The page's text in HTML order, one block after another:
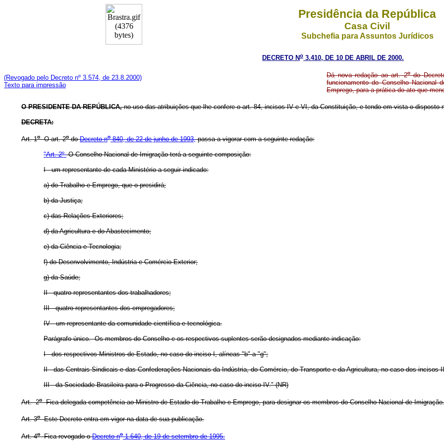
Presidência da República
Casa Civil
Subchefia para Assuntos Jurídicos
DECRETO No 3.410, DE 10 DE ABRIL DE 2000.
(Revogado pelo Decreto nº 3.574, de 23.8.2000)
Texto para impressão
Dá nova redação ao art. 2odo
funcionamento do Conselho Nacional
Emprego, para a prática do ato que
O PRESIDENTE DA REPÚBLICA,no uso das atribuições que lhe confere o art. 84, incisos IV e VI, da Constituição, e tendo em vista o disposto
DECRETA:
Art. 1oO art. 2odoDecreto no840, de 22 de junho de 1993,passa a vigorar com a seguinte redação:
"Art. 2ºO Conselho Nacional de Imigração terá a seguinte composição:
I - um representante de cada Ministério a seguir indicado:
a) do Trabalho e Emprego, que o presidirá;
b) da Justiça;
c) das Relações Exteriores;
d) da Agricultura e do Abastecimento;
e) da Ciência e Tecnologia;
f) do Desenvolvimento, Indústria e Comércio Exterior;
g) da Saúde;
II - quatro representantes dos trabalhadores;
III - quatro representantes dos empregadores;
IV - um representante da comunidade científica e tecnológica.
Parágrafo único. Os membros do Conselho e os respectivos suplentes serão designados mediante indicação:
I - dos respectivos Ministros de Estado, no caso do inciso I, alíneas "b" a "g";
II - das Centrais Sindicais e das Confederações Nacionais da Indústria, do Comércio, do Transporte e da Agricultura, no caso dos incisos
III - da Sociedade Brasileira para o Progresso da Ciência, no caso do inciso IV." (NR)
Art. 2oFica delegada competência ao Ministro de Estado do Trabalho e Emprego, para designar os membros do Conselho Nacional de Imigração.
Art. 3oEste Decreto entra em vigor na data de sua publicação.
Art. 4oFica revogado oDecreto no1.640, de 19 de setembro de 1995.